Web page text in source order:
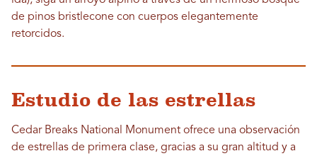
de pinos bristlecone con cuerpos elegantemente
retorcidos.
Estudio de las estrellas
Cedar Breaks National Monument ofrece una observación
de estrellas de primera clase, gracias a su gran altitud y a